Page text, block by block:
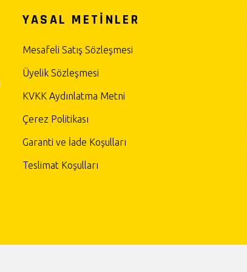
YASAL METİNLER
Mesafeli Satış Sözleşmesi
Üyelik Sözleşmesi
KVKK Aydınlatma Metni
Çerez Politikası
Garanti ve İade Koşulları
Teslimat Koşulları